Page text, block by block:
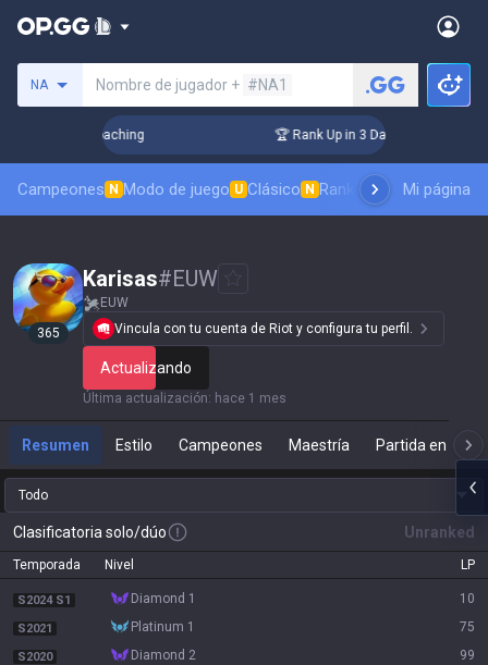
NA Nombre de jugador + #NA1
Challenger Coaching 🏆 Rank Up in 3 Days! Challenger
Campeones N Modo de juego U Clásico N Ranking de aspectos
Mi página
365
Karisas#EUW
EUW
Vincula con tu cuenta de Riot y configura tu perfil.
Actualizando
Última actualización: hace 1 mes
Resumen Estilo Campeones Maestría Partida en
Todo
Clasificatoria solo/dúo Unranked
Temporada Nivel LP
S2024 S1 diamond 1 10
S2021 platinum 1 75
S2020 diamond 2 99